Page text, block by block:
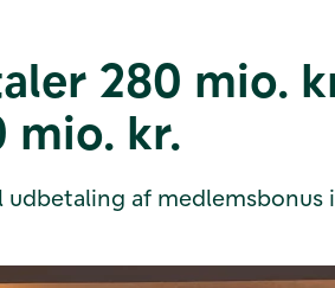
280 mio.
mio. kr.
af